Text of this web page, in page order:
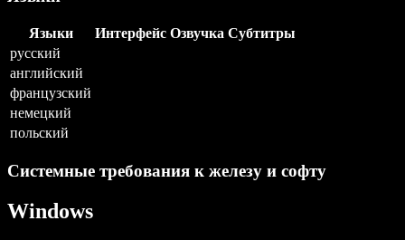
Языки Интерфейс Озвучка Субтитры
русский
английский
французский
немецкий
польский
Системные требования к железу и софту
Windows